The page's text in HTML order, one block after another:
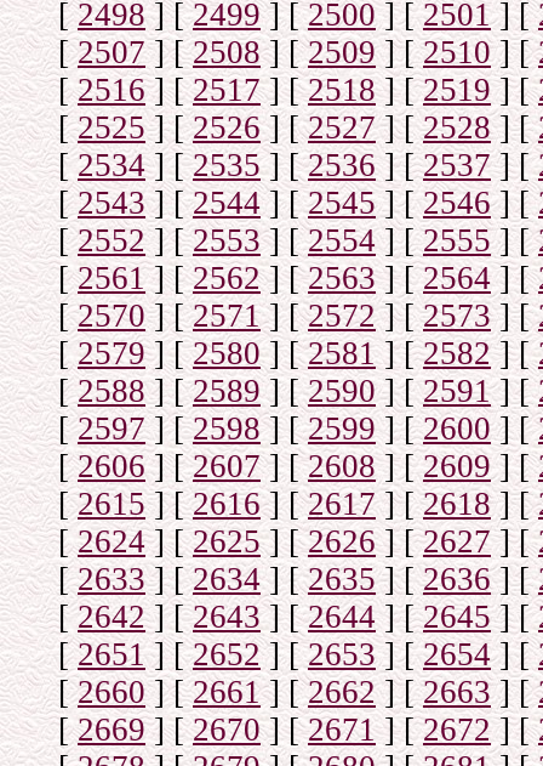
[2498] [2499] [2500] [2501] [
[2507] [2508] [2509] [2510] [
[2516] [2517] [2518] [2519] [
[2525] [2526] [2527] [2528] [
[2534] [2535] [2536] [2537] [
[2543] [2544] [2545] [2546] [
[2552] [2553] [2554] [2555] [
[2561] [2562] [2563] [2564] [
[2570] [2571] [2572] [2573] [
[ 2579] [2580] [2581] [2582] [
[2588] [2589] [2590] [2591] [
[2597] [2598] [2599 ] [2600] [
[2606] [2607] [2608] [2609] [
[2615] [2616] [2617] [2618] [
[2624] [2625] [2626] [2627] [
[2633] [2634] [2635] [2636] [
[2642] [2643] [2644 ] [2645] [
[2651] [2652] [2653] [2654] [
[2660] [2661] [2662] [2663] [
[2669] [2670] [2671] [2672] [